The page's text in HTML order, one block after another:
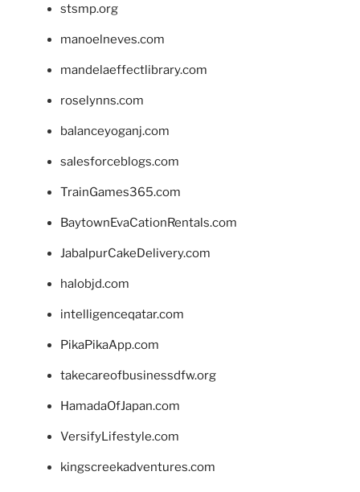
stsmp.org
manoelneves.com
mandelaeffectlibrary.com
roselynns.com
balanceyoganj.com
salesforceblogs.com
TrainGames365.com
BaytownEvaCationRentals.com
JabalpurCakeDelivery.com
halobjd.com
intelligenceqatar.com
PikaPikaApp.com
takecareofbusinessdfw.org
HamadaOfJapan.com
VersifyLifestyle.com
kingscreekadventures.com